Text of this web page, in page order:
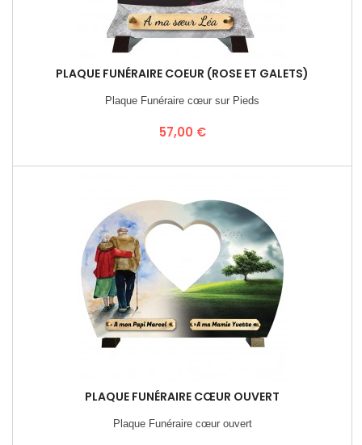
PLAQUE FUNÉRAIRE COEUR (ROSE ET GALETS)
Plaque Funéraire cœur sur Pieds
Prix
57,00 €
PLAQUE FUNÉRAIRE CŒUR OUVERT
Plaque Funéraire cœur ouvert